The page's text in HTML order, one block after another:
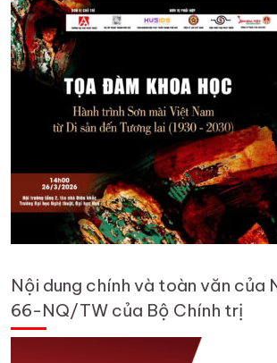
Nội dung chính và toàn văn của
66-NQ/TW của Bộ Chính trị